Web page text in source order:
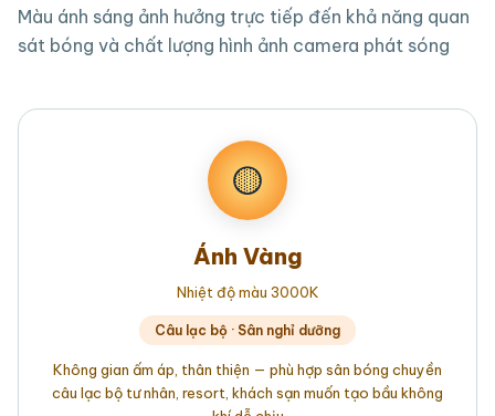
Màu ánh sáng ảnh hưởng trực tiếp đến khả năng quan
sát bóng và chất lượng hình ảnh camera phát sóng
🟡
Ánh Vàng
Nhiệt độ màu 3000K
Câu lạc bộ · Sân nghỉ dưỡng
Không gian ấm áp, thân thiện — phù hợp sân bóng chuyền
câu lạc bộ tư nhân, resort, khách sạn muốn tạo bầu không